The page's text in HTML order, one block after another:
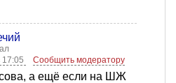
17:05
Сообщить модератору
а ещё если на ШЖ